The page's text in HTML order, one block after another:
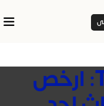
Tag Archives: ارخص